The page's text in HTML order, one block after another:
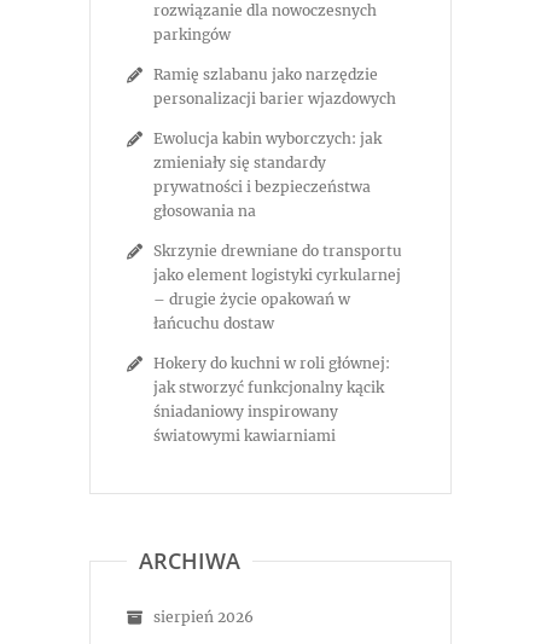
rozwiązanie dla nowoczesnych
parkingów
Ramię szlabanu jako narzędzie
personalizacji barier wjazdowych
Ewolucja kabin wyborczych: jak
zmieniały się standardy
prywatności i bezpieczeństwa
głosowania na
Skrzynie drewniane do transportu
jako element logistyki cyrkularnej
– drugie życie opakowań w
łańcuchu dostaw
Hokery do kuchni w roli głównej:
jak stworzyć funkcjonalny kącik
śniadaniowy inspirowany
światowymi kawiarniami
ARCHIWA
sierpień 2026